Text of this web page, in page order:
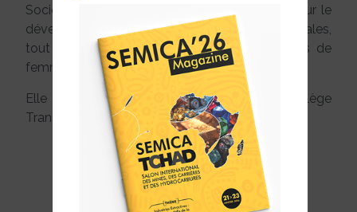
Sociétale des Entreprises (RSE), elle œuvre pour le
développement social des communautés locales,
tout en soutenant activement les associations de
femmes et de jeunes au Mali.
Elle fut Chargée de Communication du Collège
Transitoire de la Chambre des Mines du Mali.
admin2024 janvier 1, 2026
SPONSORS OFFICIEL